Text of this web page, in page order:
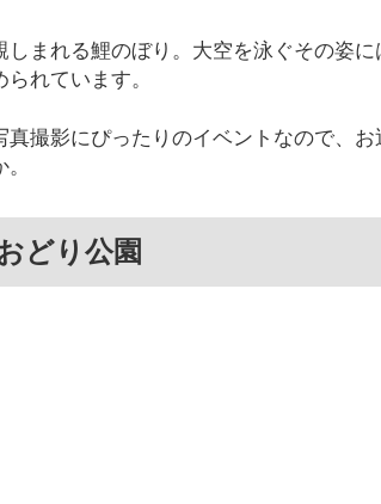
しまれる鯉のぼり。大空を泳ぐその姿
れています。
真撮影にぴったりのイベントなので、
どり公園